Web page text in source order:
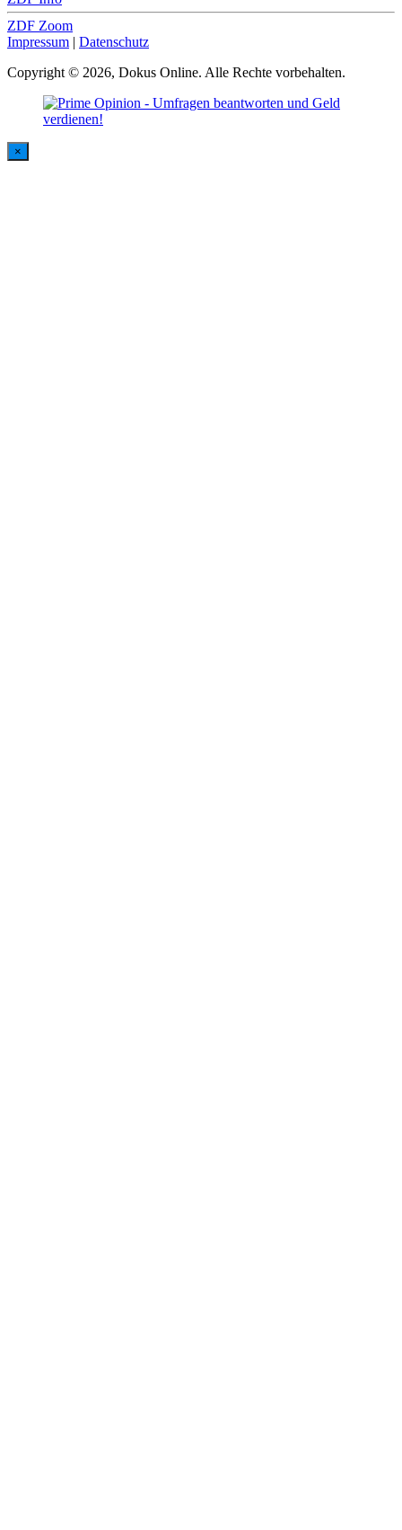
ZDF Zoom
Impressum | Datenschutz
Copyright © 2026, Dokus Online. Alle Rechte vorbehalten.
×